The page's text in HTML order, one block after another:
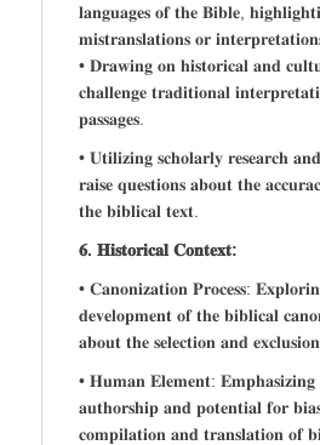
𝐥𝐚𝐧𝐠𝐮𝐚𝐠𝐞𝐬 𝐨𝐟 𝐭𝐡𝐞 𝐁𝐢𝐛𝐥𝐞,
𝐦𝐢𝐬𝐭𝐫𝐚𝐧𝐬𝐥𝐚𝐭𝐢𝐨𝐧𝐬 𝐨𝐫
• 𝐃𝐫𝐚𝐰𝐢𝐧𝐠 𝐨𝐧 𝐡𝐢𝐬𝐭𝐨𝐫𝐢𝐜𝐚𝐥 𝐚𝐧𝐝
𝐜𝐡𝐚𝐥𝐥𝐞𝐧𝐠𝐞 𝐭𝐫𝐚𝐝𝐢𝐭𝐢𝐨𝐧𝐚𝐥
𝐩𝐚𝐬𝐬𝐚𝐠𝐞𝐬.
• 𝐔𝐭𝐢𝐥𝐢𝐳𝐢𝐧𝐠 𝐬𝐜𝐡𝐨𝐥𝐚𝐫𝐥𝐲 𝐫𝐞𝐬𝐞𝐚𝐫𝐜𝐡
𝐫𝐚𝐢𝐬𝐞 𝐪𝐮𝐞𝐬𝐭𝐢𝐨𝐧𝐬 𝐚𝐛𝐨𝐮𝐭 𝐭𝐡𝐞
𝐭𝐡𝐞 𝐛𝐢𝐛𝐥𝐢𝐜𝐚𝐥 𝐭𝐞𝐱𝐭.
𝟔. 𝐇𝐢𝐬𝐭𝐨𝐫𝐢𝐜𝐚𝐥 𝐂𝐨𝐧𝐭𝐞𝐱𝐭:
• 𝐂𝐚𝐧𝐨𝐧𝐢𝐳𝐚𝐭𝐢𝐨𝐧 𝐏𝐫𝐨𝐜𝐞𝐬𝐬:
𝐝𝐞𝐯𝐞𝐥𝐨𝐩𝐦𝐞𝐧𝐭 𝐨𝐟 𝐭𝐡𝐞 𝐛𝐢𝐛𝐥𝐢𝐜𝐚𝐥
𝐚𝐛𝐨𝐮𝐭 𝐭𝐡𝐞 𝐬𝐞𝐥𝐞𝐜𝐭𝐢𝐨𝐧 𝐚𝐧𝐝 𝐞𝐱𝐜𝐥𝐮𝐬𝐢𝐨𝐧
• 𝐇𝐮𝐦𝐚𝐧 𝐄𝐥𝐞𝐦𝐞𝐧𝐭:
𝐚𝐮𝐭𝐡𝐨𝐫𝐬𝐡𝐢𝐩 𝐚𝐧𝐝 𝐩𝐨𝐭𝐞𝐧𝐭𝐢𝐚𝐥 𝐟𝐨𝐫
𝐜𝐨𝐦𝐩𝐢𝐥𝐚𝐭𝐢𝐨𝐧 𝐚𝐧𝐝 𝐭𝐫𝐚𝐧𝐬𝐥𝐚𝐭𝐢𝐨𝐧 𝐨𝐟